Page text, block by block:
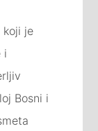
koji je
i
Bosni i